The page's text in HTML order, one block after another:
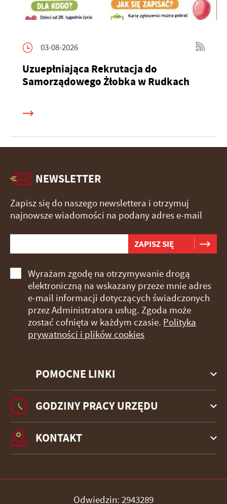
03-08-2026
Uzuepłniająca Rekrutacja do
Samorządowego Żłobka w Rudkach
POMOCNE LINKI
NEWSLETTER
Zapisz się do naszego newslettera i otrzymuj
najnowsze wiadomości na podany adres e-mail
Wyrażam zgodę na otrzymywanie drogą
elektroniczną na wskazany przeze mnie adres
e-mail informacji dotyczących świadczonych
przez Administratora usług. Zgoda może
zostać cofnięta w każdym czasie. Polityka
prywatności i plików cookies
GODZINY PRACY URZĘDU
KONTAKT
Odwiedzin: 2943289